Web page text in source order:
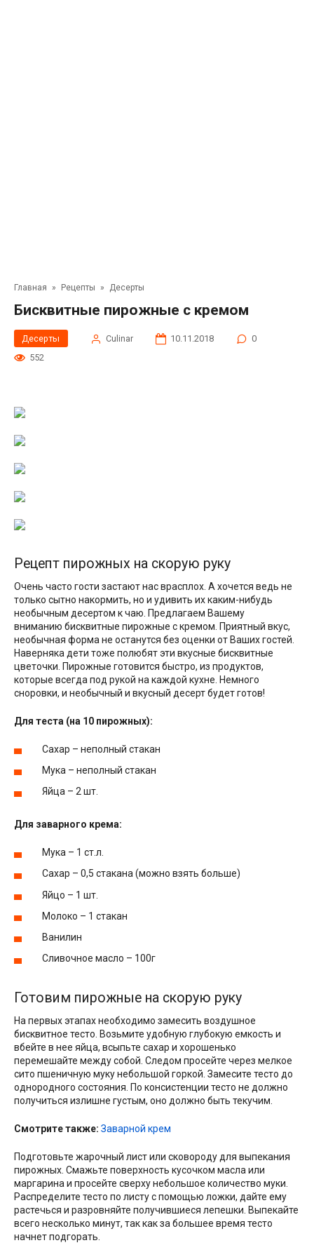
Главная » Рецепты » Десерты
Бисквитные пирожные с кремом
Десерты Сulinar 10.11.2018
0
552
Рецепт пирожных на скорую руку
Очень часто гости застают нас врасплох. А хочется ведь не
только сытно накормить, но и удивить их каким-нибудь
необычным десертом к чаю. Предлагаем Вашему
вниманию бисквитные пирожные с кремом. Приятный вкус,
необычная форма не останутся без оценки от Ваших гостей.
Наверняка дети тоже полюбят эти вкусные бисквитные
цветочки. Пирожные готовится быстро, из продуктов,
которые всегда под рукой на каждой кухне. Немного
сноровки, и необычный и вкусный десерт будет готов!
Для теста (на 10 пирожных):
Сахар – неполный стакан
Мука – неполный стакан
Яйца – 2 шт.
Для заварного крема:
Мука – 1 ст.л.
Сахар – 0,5 стакана (можно взять больше)
Яйцо – 1 шт.
Молоко – 1 стакан
Ванилин
Сливочное масло – 100г
Готовим пирожные на скорую руку
На первых этапах необходимо замесить воздушное
бисквитное тесто. Возьмите удобную глубокую емкость и
вбейте в нее яйца, всыпьте сахар и хорошенько
перемешайте между собой. Следом просейте через мелкое
сито пшеничную муку небольшой горкой. Замесите тесто до
однородного состояния. По консистенции тесто не должно
получиться излишне густым, оно должно быть текучим.
Смотрите также: Заварной крем
Подготовьте жарочный лист или сковороду для выпекания
пирожных. Смажьте поверхность кусочком масла или
маргарина и просейте сверху небольшое количество муки.
Распределите тесто по листу с помощью ложки, дайте ему
растечься и разровняйте получившиеся лепешки. Выпекайте
всего несколько минут, так как за большее время тесто
начнет подгорать.